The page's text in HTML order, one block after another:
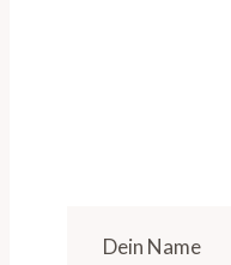
Dein Name